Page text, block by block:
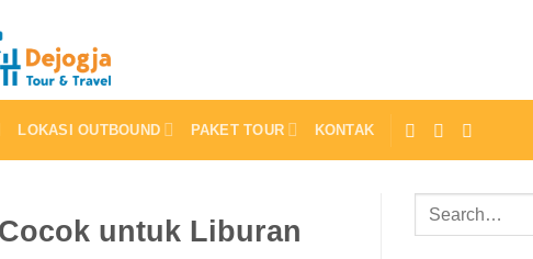
LOKASI OUTBOUND PAKET TOUR KONTAK
untuk Liburan